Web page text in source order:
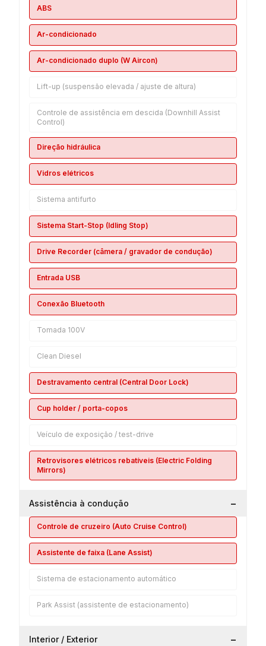
ABS
Ar-condicionado
Ar-condicionado duplo (W Aircon)
Lift-up (suspensão elevada / ajuste de altura)
Controle de assistência em descida (Downhill Assist
Control)
Direção hidráulica
Vidros elétricos
Sistema antifurto
Sistema Start-Stop (Idling Stop)
Drive Recorder (câmera / gravador de condução)
Entrada USB
Conexão Bluetooth
Tomada 100V
Clean Diesel
Destravamento central (Central Door Lock)
Cup holder / porta-copos
Veículo de exposição / test-drive
Retrovisores elétricos rebatíveis (Electric Folding
Mirrors)
Assistência à condução −
Controle de cruzeiro (Auto Cruise Control)
Assistente de faixa (Lane Assist)
Sistema de estacionamento automático
Park Assist (assistente de estacionamento)
Interior / Exterior −